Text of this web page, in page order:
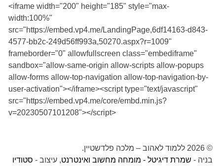
<iframe width="200" height="185" style="max-
width:100%"
src="https://embed.vp4.me/LandingPage,6df14163-d843-
4577-bb2c-249d56ff993a,50270.aspx?r=1009"
frameborder="0" allowfullscreen class="embediframe"
sandbox="allow-same-origin allow-scripts allow-popups
allow-forms allow-top-navigation allow-top-navigation-by-
user-activation"></iframe><script type="text/javascript"
src="https://embed.vp4.me/core/embd.min.js?
v=20230507101208"></script>
© 2026 ללמוד לאהוב – מלכה פלדשטיין.
בניה - שמרת דיגיטל - מומחה מחשוב ואינטרנט, עיצוב - סטודיו